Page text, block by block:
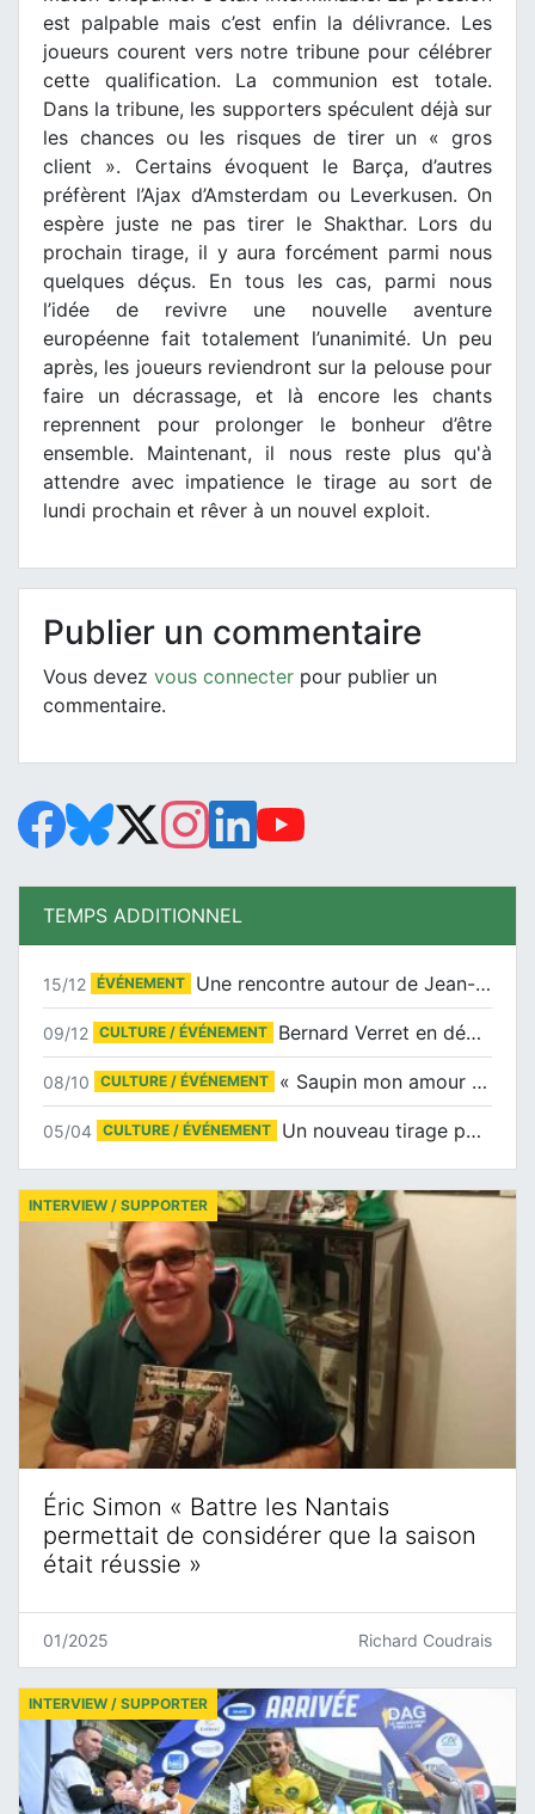
est palpable mais c’est enfin la délivrance. Les
joueurs courent vers notre tribune pour célébrer
cette qualification. La communion est totale.
Dans la tribune, les supporters spéculent déjà sur
les chances ou les risques de tirer un « gros
client ». Certains évoquent le Barça, d’autres
préfèrent l’Ajax d’Amsterdam ou Leverkusen. On
espère juste ne pas tirer le Shakthar. Lors du
prochain tirage, il y aura forcément parmi nous
quelques déçus. En tous les cas, parmi nous
l’idée de revivre une nouvelle aventure
européenne fait totalement l’unanimité. Un peu
après, les joueurs reviendront sur la pelouse pour
faire un décrassage, et là encore les chants
reprennent pour prolonger le bonheur d’être
ensemble. Maintenant, il nous reste plus qu'à
attendre avec impatience le tirage au sort de
lundi prochain et rêver à un nouvel exploit.
Publier un commentaire
Vous devez vous connecter pour publier un
commentaire.
TEMPS ADDITIONNEL
15/12 ÉVÉNEMENT Une rencontre autour de Jean-Claude Suaudeau
09/12 CULTURE / ÉVÉNEMENT Bernard Verret en dédicaces le samedi 13 décembre à l’Espace Culturel Atlantis
08/10 CULTURE / ÉVÉNEMENT « Saupin mon amour » au salon du livre de Trentemoult
05/04 CULTURE / ÉVÉNEMENT Un nouveau tirage pour le Docu-BD
Éric Simon « Battre les Nantais
permettait de considérer que la saison
était réussie »
INTERVIEW / SUPPORTER
01/2025 Richard Coudrais
INTERVIEW / SUPPORTER